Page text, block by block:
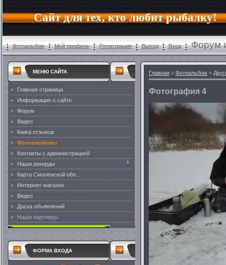
Сайт для тех, кто любит рыбалку!
Фотоальбом Мой профиль Регистрация Выход Вход Форум
МЕНЮ САЙТА
Главная страница
Информация о сайте
Форум
Видео
Книга отзывов
Фотоальбомы
Контакты с администрацией
Наши рекорды
Карта Смоленской обл...
Интернет-магазин
Видео
Доска объявлений
Наши партнеры
ФОРМА ВХОДА
Главная » Фотоальбом »
Фотография 4